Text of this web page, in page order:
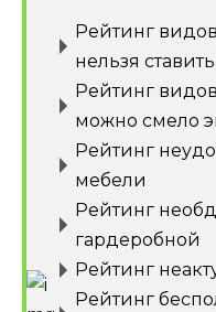
Рейтинг
нельзя
Рейтинг
можно смело
Рейтинг
мебели
Рейтинг
гардеробной
Рейтинг
Рейтинг